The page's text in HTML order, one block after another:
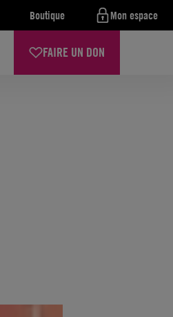
Boutique Mon espace
FAIRE UN DON